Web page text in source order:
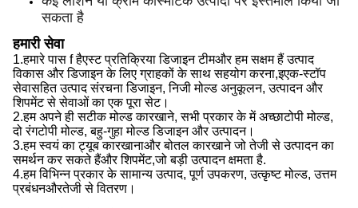
सकता है
हमारी सेवा
1.हमारे पास f हैएस्ट प्रतिक्रिया डिजाइन टीमऔर हम सक्षम हैं उत्पाद
विकास और डिजाइन के लिए ग्राहकों के साथ सहयोग करना,इएक-स्टॉप
सेवासहित उत्पाद संरचना डिजाइन, निजी मोल्ड अनुकूलन, उत्पादन और
शिपमेंट से सेवाओं का एक पूरा सेट।
2.हम अपने ही सटीक मोल्ड कारखाने, सभी प्रकार के में अच्छाटोपी मोल्ड,
दो रंगटोपी मोल्ड, बहु-गुहा मोल्ड डिजाइन और उत्पादन।
3.हम स्वयं का ट्यूब कारखानाऔर बोतल कारखाने जो तेजी से उत्पादन का
समर्थन कर सकते हैंऔर शिपमेंट,जो बड़ी उत्पादन क्षमता है.
4.हम विभिन्न प्रकार के सामान्य उत्पाद, पूर्ण उपकरण, उत्कृष्ट मोल्ड, उत्तम
प्रबंधनऔरतेजी से वितरण।